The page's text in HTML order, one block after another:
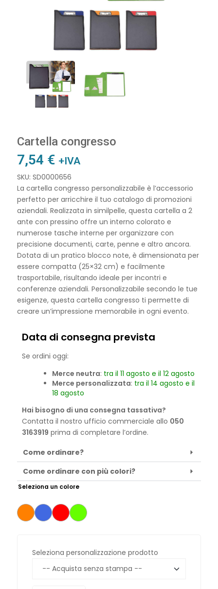
Cartella congresso
7,54 € +IVA
SKU: SD0000656
La cartella congresso personalizzabile è l’accessorio
perfetto per arricchire il tuo catalogo di promozioni
aziendali. Realizzata in similpelle, questa cartella a 2
ante con pressino offre un interno colorato e
numerose tasche interne per organizzare con
precisione documenti, carte, penne e altro ancora.
Dotata di un pratico blocco note, è dimensionata per
essere compatta (25×32 cm) e facilmente
trasportabile, risultando ideale per incontri e
conferenze aziendali. Personalizzabile secondo le tue
esigenze, questa cartella congresso ti permette di
creare un’impressione memorabile in ogni evento.
Data di consegna prevista
Se ordini oggi:
Merce neutra: tra il 11 agosto e il 12 agosto
Merce personalizzata: tra il 14 agosto e il
18 agosto
Hai bisogno di una consegna tassativa?
Contatta il nostro ufficio commerciale allo 050
3163919 prima di completare l’ordine.
Come ordinare?
Come ordinare con più colori?
Seleziona un colore
Seleziona personalizzazione prodotto